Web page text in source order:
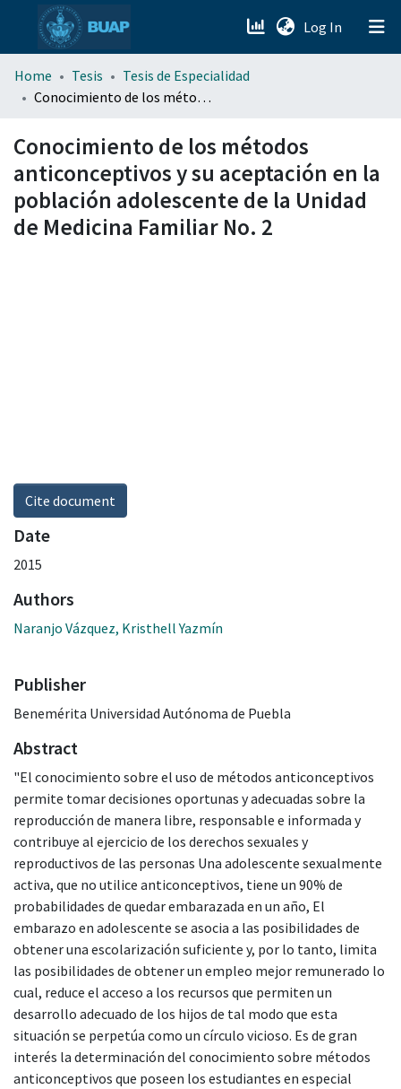
Log In (current)
menu.section.about_menu
Home Tesis
Tesis de Especialidad
Conocimiento de los métodos anticonceptivos y su aceptación en la población adolescente de la Unidad de Medicina Familiar No. 2
Conocimiento de los métodos
anticonceptivos y su aceptación en la
población adolescente de la Unidad
de Medicina Familiar No. 2
Cite document
Date
2015
Authors
Naranjo Vázquez, Kristhell Yazmín
Publisher
Benemérita Universidad Autónoma de Puebla
Abstract
"El conocimiento sobre el uso de métodos anticonceptivos
permite tomar decisiones oportunas y adecuadas sobre la
reproducción de manera libre, responsable e informada y
contribuye al ejercicio de los derechos sexuales y
reproductivos de las personas Una adolescente sexualmente
activa, que no utilice anticonceptivos, tiene un 90% de
probabilidades de quedar embarazada en un año, El
embarazo en adolescente se asocia a las posibilidades de
obtener una escolarización suficiente y, por lo tanto, limita
las posibilidades de obtener un empleo mejor remunerado lo
cual, reduce el acceso a los recursos que permiten un
desarrollo adecuado de los hijos de tal modo que esta
situación se perpetúa como un círculo vicioso. Es de gran
interés la determinación del conocimiento sobre métodos
anticonceptivos que poseen los estudiantes en especial